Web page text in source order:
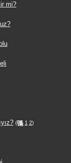
mi?
( 1 2)